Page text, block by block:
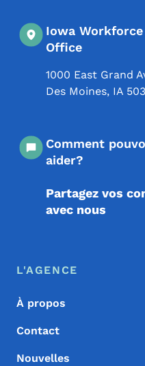
Iowa
Office
1000 East Grand
Des Moines, IA
Comment
aider?
Partagez vos
avec nous
Menu de pied de page
Footer
L'AGENCE
À propos
Contact
Nouvelles